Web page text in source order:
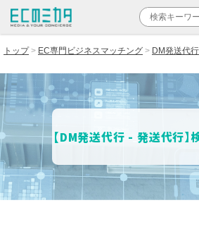
トップ EC専門ビジネスマッチング DM発送代行
【DM発送代行 - 発送代行】